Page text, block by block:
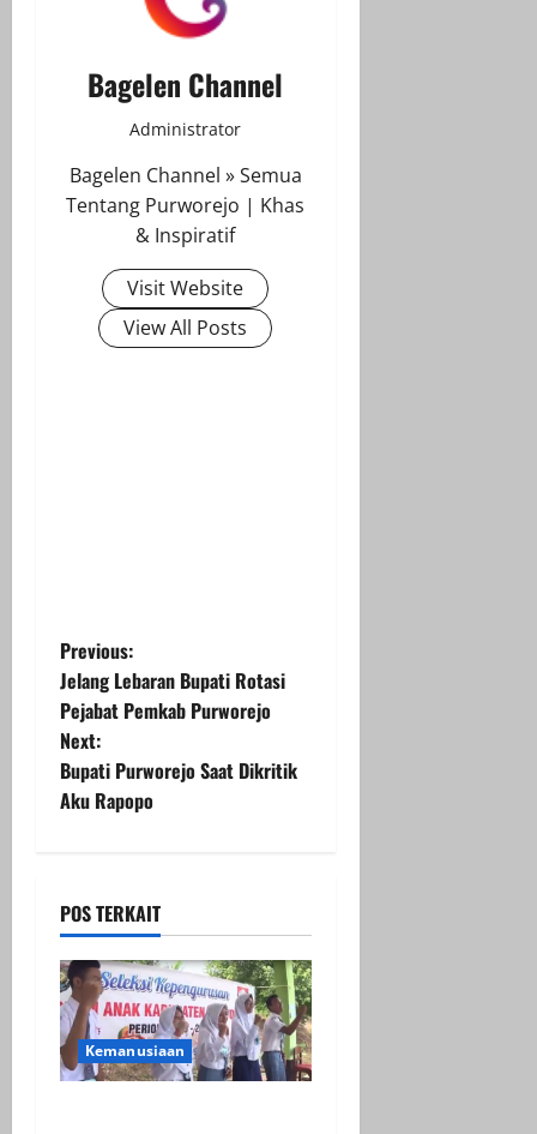
Bagelen Channel
Administrator
Bagelen Channel » Semua
Tentang Purworejo | Khas
& Inspiratif
Visit Website
View All Posts
P
o
s
t
a
v
i
g
Previous:
Jelang Lebaran Bupati Rotasi
Pejabat Pemkab Purworejo
Next:
Bupati Purworejo Saat Dikritik
Aku Rapopo
POS TERKAIT
Kemanusiaan